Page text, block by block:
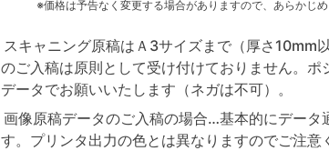
※価格は予告なく変更する場合がありますので、あらかじめ
スキャニング原稿はＡ3サイズまで（厚さ10mm
のご入稿は原則として受け付けておりません。ポ
データでお願いいたします（ネガは不可）。
画像原稿データのご入稿の場合…基本的にデータ
す。プリンタ出力の色とは異なりますのでご注意